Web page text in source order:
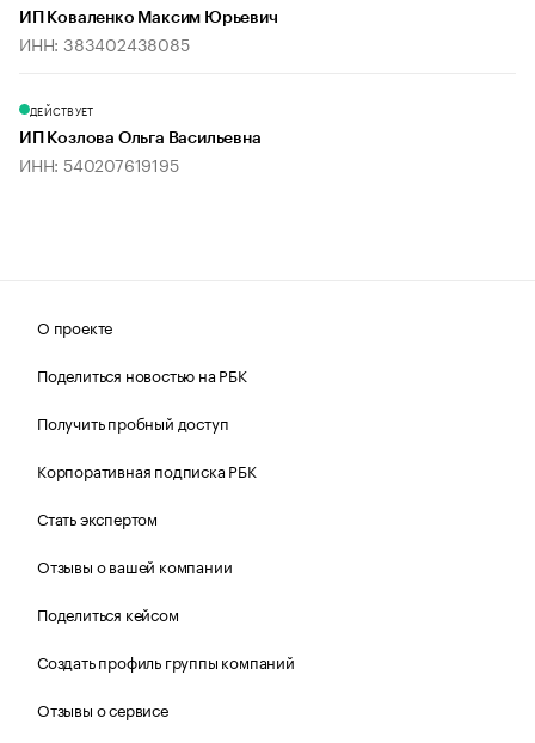
ИП Коваленко Максим Юрьевич
ИНН: 383402438085
ДЕЙСТВУЕТ
ИП Козлова Ольга Васильевна
ИНН: 540207619195
О проекте
Поделиться новостью на РБК
Получить пробный доступ
Корпоративная подписка РБК
Стать экспертом
Отзывы о вашей компании
Поделиться кейсом
Создать профиль группы компаний
Отзывы о сервисе